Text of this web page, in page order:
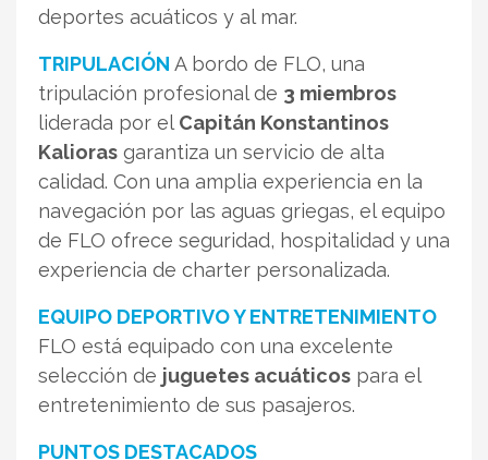
deportes acuáticos y al mar.
TRIPULACIÓN A bordo de FLO, una
tripulación profesional de 3 miembros
liderada por el Capitán Konstantinos
Kalioras garantiza un servicio de alta
calidad. Con una amplia experiencia en la
navegación por las aguas griegas, el equipo
de FLO ofrece seguridad, hospitalidad y una
experiencia de charter personalizada.
EQUIPO DEPORTIVO Y ENTRETENIMIENTO
FLO está equipado con una excelente
selección de juguetes acuáticos para el
entretenimiento de sus pasajeros.
PUNTOS DESTACADOS